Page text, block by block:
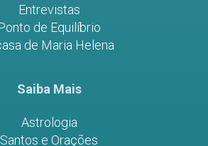
Entrevistas
de Equilíbrio
de Maria Helena
Saiba Mais
Astrologia
Santos e Orações